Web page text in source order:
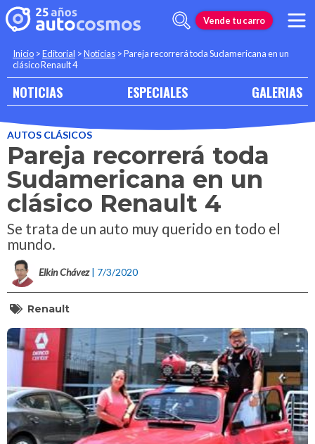
Vende tu carro
Inicio >Editorial >Noticias >Pareja recorrerá toda Sudamericana en un
clásico Renault 4
NOTICIAS ESPECIALES GALERIAS
AUTOS CLÁSICOS
Pareja recorrerá toda
Sudamericana en un
clásico Renault 4
Se trata de un auto muy querido en todo el
mundo.
Elkin Chávez | 7/3/2020
Renault